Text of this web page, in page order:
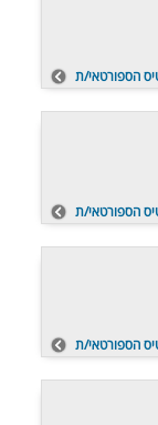
הספורטאי/ת
הספורטאי/ת
הספורטאי/ת